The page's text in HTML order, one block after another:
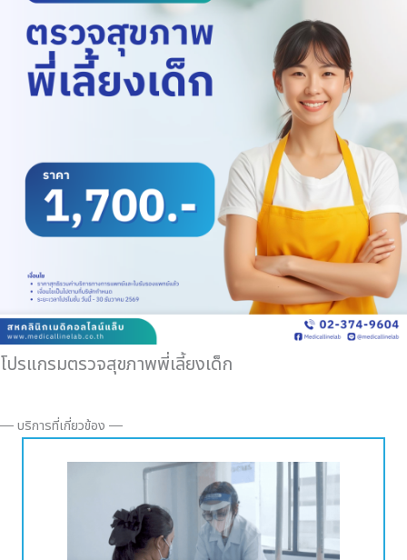
โปรแกรมตรวจสุขภาพพี่เลี้ยงเด็ก
― บริการที่เกี่ยวข้อง ―